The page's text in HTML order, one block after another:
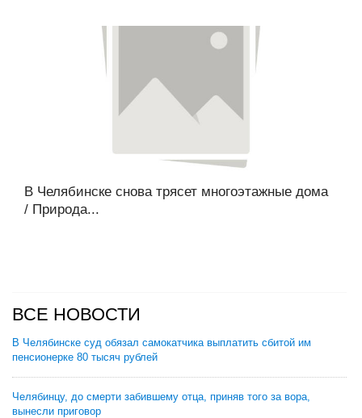
В Челябинске снова трясет многоэтажные дома
/ Природа...
ВСЕ НОВОСТИ
В Челябинске суд обязал самокатчика выплатить сбитой им
пенсионерке 80 тысяч рублей
Челябинцу, до смерти забившему отца, приняв того за вора,
вынесли приговор